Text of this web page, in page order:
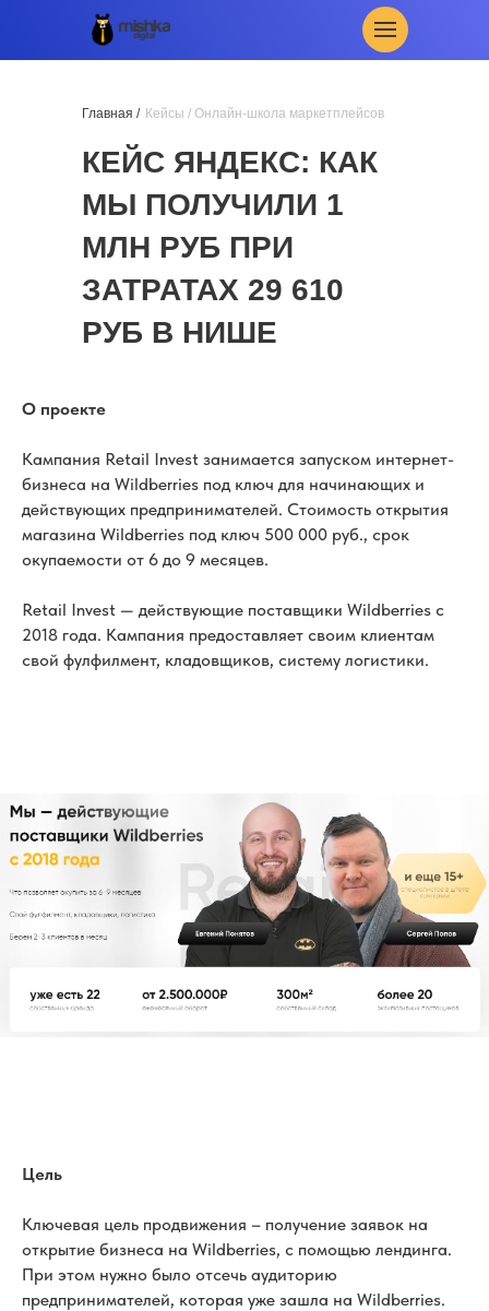
КЕЙС ЯНДЕКС: КАК
МЫ ПОЛУЧИЛИ 1
МЛН РУБ ПРИ
ЗАТРАТАХ 29 610
РУБ В НИШЕ
Кейсы / Онлайн-школа маркетплейсов
Главная /
О проекте
Кампания Retail Invest занимается запуском интернет-
бизнеса на Wildberries под ключ для начинающих и
действующих предпринимателей. Стоимость открытия
магазина Wildberries под ключ 500 000 руб., срок
окупаемости от 6 до 9 месяцев.
Retail Invest — действующие поставщики Wildberries с
2018 года. Кампания предоставляет своим клиентам
свой фулфилмент, кладовщиков, систему логистики.
Цель
Ключевая цель продвижения – получение заявок на
открытие бизнеса на Wildberries, с помощью лендинга.
При этом нужно было отсечь аудиторию
предпринимателей, которая уже зашла на Wildberries.